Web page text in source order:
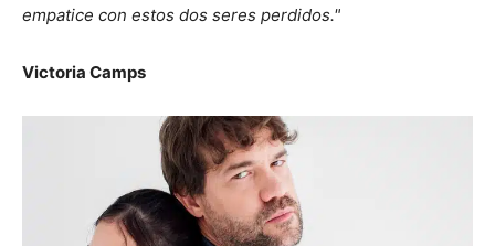
empatice con estos dos seres perdidos."
Victoria Camps